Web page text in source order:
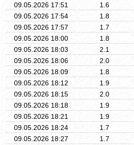
09.05.2026 17:51
1.6
09.05.2026 17:54
1.8
09.05.2026 17:57
1.7
09.05.2026 18:00
1.8
09.05.2026 18:03
2.1
09.05.2026 18:06
2.0
09.05.2026 18:09
1.8
09.05.2026 18:12
1.9
09.05.2026 18:15
2.0
09.05.2026 18:18
1.9
09.05.2026 18:21
1.9
09.05.2026 18:24
1.7
09.05.2026 18:27
1.7